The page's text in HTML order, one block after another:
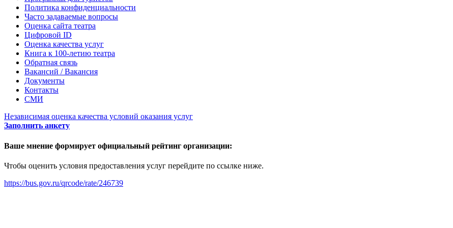
Политика конфиденциальности
Часто задаваемые вопросы
Оценка сайта театра
Цифровой ID
Оценка качества услуг
Книга к 100-летию театра
Обратная связь
Вакансий / Вакансия
Документы
Контакты
СМИ
Независимая оценка качества условий оказания услуг
Заполнить анкету
Ваше мнение формирует официальный рейтинг организации:
Чтобы оценить условия предоставления услуг перейдите по ссылке ниже.
https://bus.gov.ru/qrcode/rate/246739